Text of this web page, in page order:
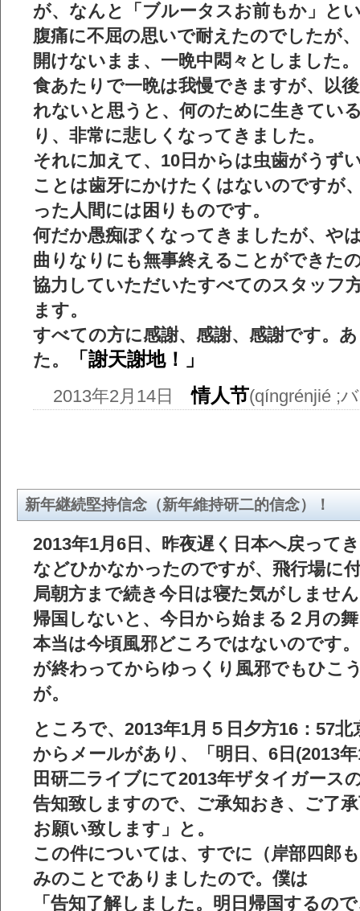
が、なんと「ブルータスお前もか」と
腹痛に不屈の思いで耐えたのでしたが
開けないまま、一晩中悶々としました。
食あたりで一晩は我慢できますが、以
れないと思うと、何のために生きてい
り、非常に悲しくなってきました。
それに加えて、10日からは虫歯がうず
ことは歯牙にかけたくはないのですが
った人間には困りものです。
何だか愚痴ぽくなってきましたが、や
曲りなりにも無事終えることができた
協力していただいたすべてのスタッフ
ます。
すべての方に感謝、感謝、感謝です。
た。
「謝天謝地！」
2013年2月14日情人节(qíngrénjié ;
新年継続堅持信念（新年維持研二的信念）！
2013年1月6日、昨夜遅く日本へ戻って
などひかなかったのですが、飛行場に
局朝方まで続き今日は寝た気がしませ
帰国しないと、今日から始まる２月の
本当は今頃風邪どころではないのです
が終わってからゆっくり風邪でもひこ
が。
ところで、2013年1月５日夕方16：57
からメールがあり、「明日、6日(2013
田研二ライブにて2013年ザタイガース
告知致しますので、ご承知おき、ご了
お願い致します」と。
この件については、すでに（岸部四郎
みのことでありましたので。僕は
「告知了解しました。明日帰国するの